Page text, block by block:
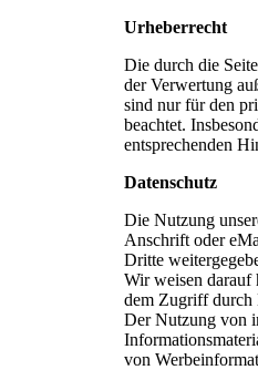
Urheberrecht
Die durch die
der Verwertung
sind nur für den
beachtet.
entsprechenden
Datenschutz
Die Nutzung
Anschrift oder
Dritte
Wir weisen darauf
dem Zugriff durch
Der Nutzung von
von